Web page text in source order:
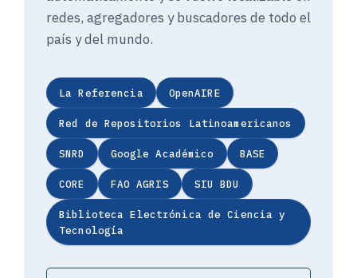
redes, agregadores y buscadores de todo el
país y del mundo.
La Referencia OpenAIRE
Red de Repositorios Latinoamericanos
SNRD Google Académico BASE
CORE FAO AGRIS SIU BDU
Biblioteca Electrónica de Ciencia y
Tecnología